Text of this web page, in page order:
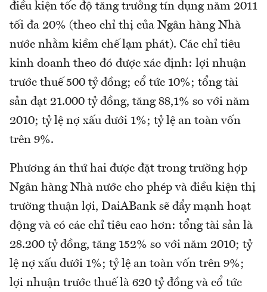
điều kiện tốc độ tăng trưởng tín dụng năm 2011
tối đa 20% (theo chỉ thị của Ngân hàng Nhà
nước nhằm kiềm chế lạm phát). Các chỉ tiêu
kinh doanh theo đó được xác định: lợi nhuận
trước thuế 500 tỷ đồng; cổ tức 10%; tổng tài
sản đạt 21.000 tỷ đồng, tăng 88,1% so với năm
2010; tỷ lệ nợ xấu dưới 1%; tỷ lệ an toàn vốn
trên 9%.
Phương án thứ hai được đặt trong trường hợp
Ngân hàng Nhà nước cho phép và điều kiện thị
trường thuận lợi, DaiABank sẽ đẩy mạnh hoạt
động và có các chỉ tiêu cao hơn: tổng tài sản là
28.200 tỷ đồng, tăng 152% so với năm 2010; tỷ
lệ nợ xấu dưới 1%; tỷ lệ an toàn vốn trên 9%;
lợi nhuận trước thuế là 620 tỷ đồng và cổ tức